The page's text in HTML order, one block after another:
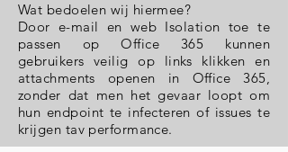
Wat bedoelen wij hiermee?
Door e-mail en web Isolation toe te
passen op Office 365 kunnen
gebruikers veilig op links klikken en
attachments openen in Office 365,
zonder dat men het gevaar loopt om
hun endpoint te infecteren of issues te
krijgen tav performance.